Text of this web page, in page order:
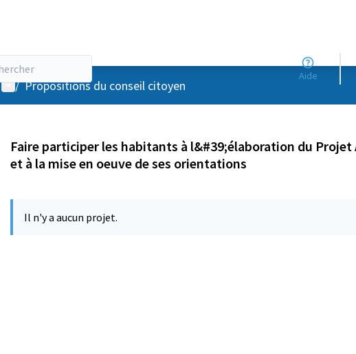
Aide
Menu utilisateur
/ Propositions du conseil citoyen
Faire participer les habitants à l&#39;élaboration du
et à la mise en oeuve de ses orientations
Il n'y a aucun projet.